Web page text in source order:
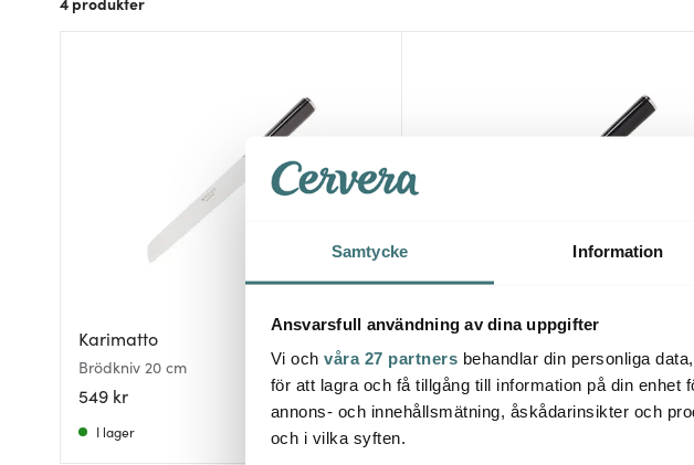
Samtycke Information
Ansvarsfull användning av dina uppgifter
Vi och våra 27 partners behandlar din personliga
för att lagra och få tillgång till information på din enhet
annons- och innehållsmätning, åskådarinsikter och
och i vilka syften.
Karimatto
Brödkniv 20 cm
549 kr
I lager
Karimatto
Santokukniv 17,5 cm
549 kr